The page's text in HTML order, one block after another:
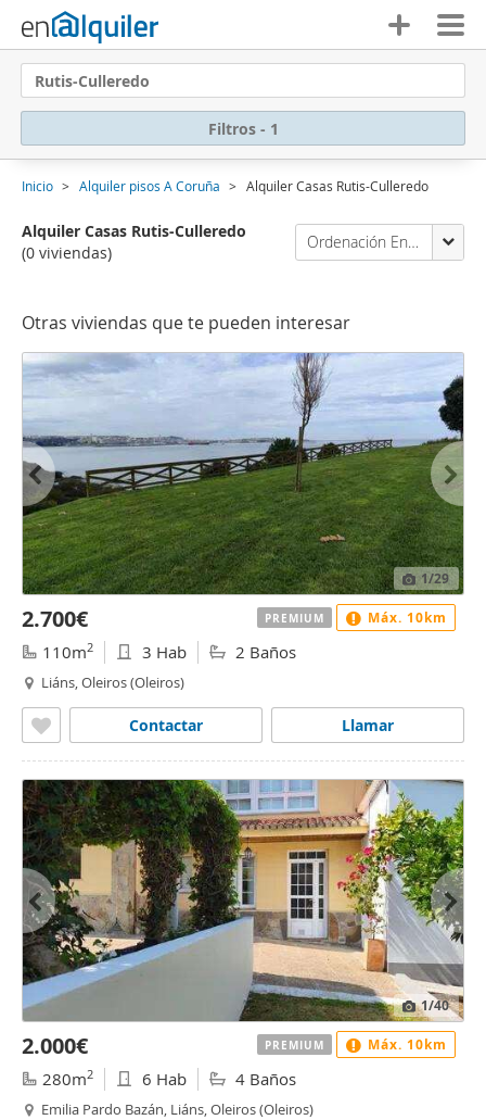
Rutis-Culleredo
Filtros - 1
Inicio Alquiler pisos A Coruña Alquiler Casas Rutis-Culleredo
Alquiler Casas Rutis-Culleredo
(0 viviendas)
Ordenación Enalquiler
Otras viviendas que te pueden interesar
1/29
2.700€
110m2 3 Hab 2 Baños
Liáns, Oleiros (Oleiros)
Llamar
Contactar
PREMIUM Máx. 10km
1/40
2.000€
280m2 6 Hab 4 Baños
Emilia Pardo Bazán, Liáns, Oleiros (Oleiros)
PREMIUM Máx. 10km